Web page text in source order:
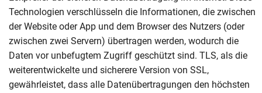
Technologien verschlüsseln die Informationen, die zwischen
der Website oder App und dem Browser des Nutzers (oder
zwischen zwei Servern) übertragen werden, wodurch die
Daten vor unbefugtem Zugriff geschützt sind. TLS, als die
weiterentwickelte und sicherere Version von SSL,
gewährleistet, dass alle Datenübertragungen den höchsten